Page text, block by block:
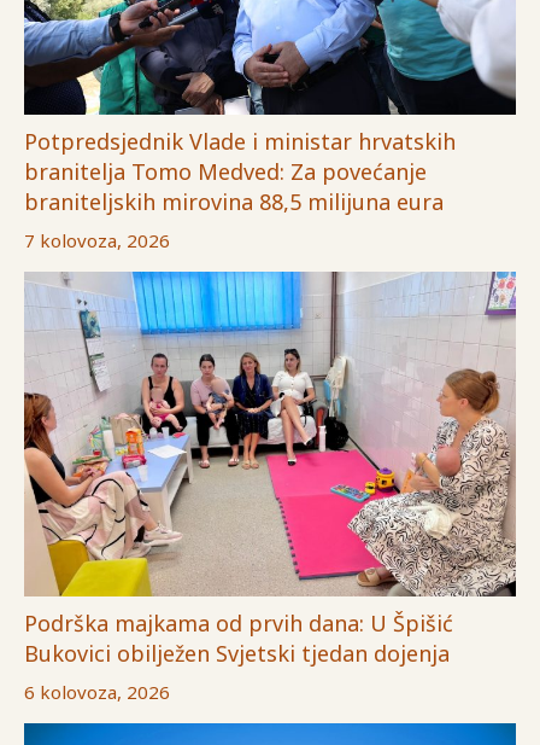
Potpredsjednik Vlade i ministar hrvatskih
branitelja Tomo Medved: Za povećanje
braniteljskih mirovina 88,5 milijuna eura
7 kolovoza, 2026
Podrška majkama od prvih dana: U Špišić
Bukovici obilježen Svjetski tjedan dojenja
6 kolovoza, 2026